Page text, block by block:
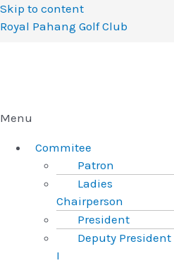
Skip to content
Royal Pahang Golf Club
Menu
Commitee
Patron
Ladies
Chairperson
President
Deputy President
I